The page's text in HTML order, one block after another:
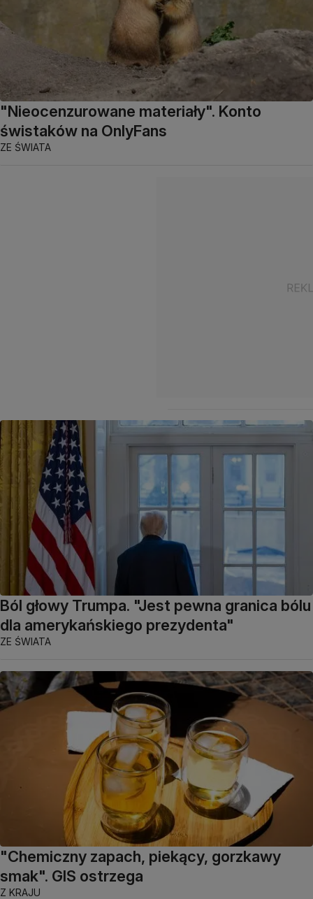
"Nieocenzurowane materiały". Konto
świstaków na OnlyFans
ZE ŚWIATA
Ból głowy Trumpa. "Jest pewna granica bólu
dla amerykańskiego prezydenta"
ZE ŚWIATA
"Chemiczny zapach, piekący, gorzkawy
smak". GIS ostrzega
Z KRAJU